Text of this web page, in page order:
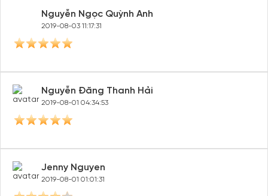
Nguyễn Ngọc Quỳnh Anh
2019-08-03 11:17:31
Nguyễn Đăng Thanh Hải
2019-08-01 04:34:53
Jenny Nguyen
2019-08-01 01:01:31